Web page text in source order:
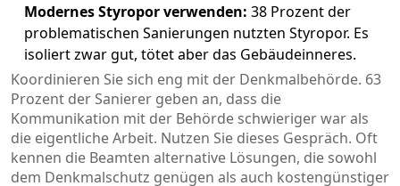
Modernes Styropor verwenden: 38 Prozent der
problematischen Sanierungen nutzten Styropor. Es
isoliert zwar gut, tötet aber das Gebäudeinneres.
Koordinieren Sie sich eng mit der Denkmalbehörde. 63
Prozent der Sanierer geben an, dass die
Kommunikation mit der Behörde schwieriger war als
die eigentliche Arbeit. Nutzen Sie dieses Gespräch. Oft
kennen die Beamten alternative Lösungen, die sowohl
dem Denkmalschutz genügen als auch kostengünstiger